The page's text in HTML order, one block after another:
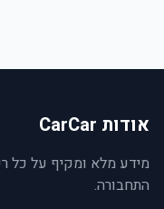
אודות CarCar
מידע מלא ומקיף על כל
התחבורה.